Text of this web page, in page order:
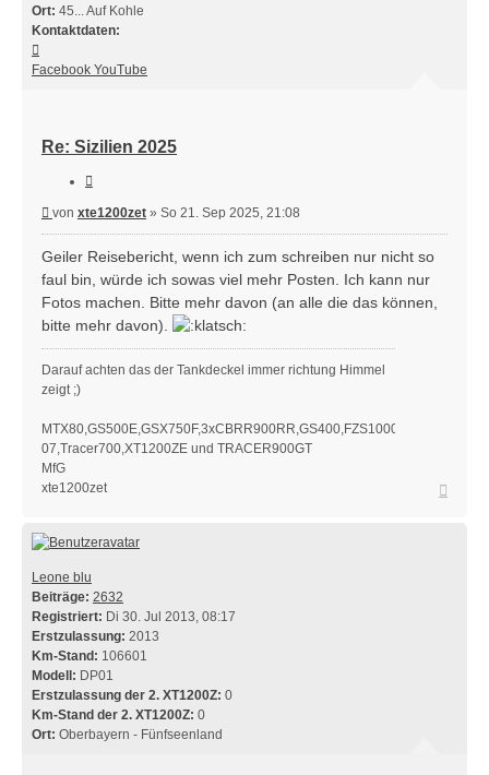
Ort: 45... Auf Kohle
Kontaktdaten:
von
Facebook YouTube
Re: Sizilien 2025
Beitrag
von xte1200zet » So 21. Sep 2025, 21:08
Geiler Reisebericht, wenn ich zum schreiben nur nicht so
faul bin, würde ich sowas viel mehr Posten. Ich kann nur
Fotos machen. Bitte mehr davon (an alle die das können,
bitte mehr davon).
Darauf achten das der Tankdeckel immer richtung Himmel
zeigt ;)
07,Tracer700,XT1200ZE und TRACER900GT
MfG
xte1200zet
Leone blu
Beiträge: 2632
Registriert: Di 30. Jul 2013, 08:17
Erstzulassung: 2013
Km-Stand: 106601
Modell: DP01
Erstzulassung der 2. XT1200Z: 0
Km-Stand der 2. XT1200Z: 0
Ort: Oberbayern - Fünfseenland